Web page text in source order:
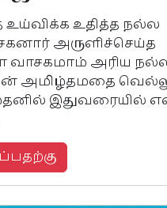
உதித்த
அருளிச்செய்த
வாசகமாம் அரிய
அமிழ்தமதை
இதுவரையில்